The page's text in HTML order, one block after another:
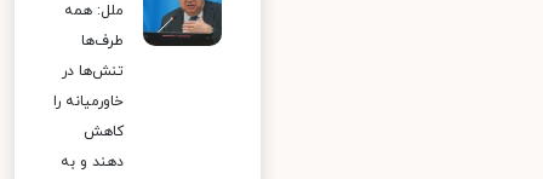
ملل: همه
طرف‌ها
تنش‌ها در
خاورمیانه را
کاهش
دهند و به